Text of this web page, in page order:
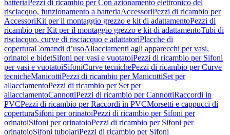
batteriaPezzi di ricambio per Con azionamento elettronico del
risciacquo, funzionamento a batteriaAccessoriPezzi di ricambio per
AccessoriKit per il montaggio grezzo e kit di adattamentoPezzi di
ricambio per Kit per il montaggio grezzo e kit di adattamentoTubi di
risciacquo, curve di risciacquo e adattatoriPlacche di
coperturaComandi d’usoAllacciamenti agli apparecchi per vasi,
orinatoi e bidetSifoni per vasi e vuotatoiPezzi di ricambio per Sifoni
per vasi e vuotatoiSifoniCurve tecnichePezzi di ricambio per Curve
tecnicheManicottiPezzi di ricambio per ManicottiSet per
allacciamentoPezzi di ricambio per Set per
allacciamentoCannottiPezzi di ricambio per CannottiRaccordi in
PVCPezzi di ricambio per Raccordi in PVCMorsetti e cappucci di
coperturaSifoni per orinatoiPezzi di ricambio per Sifoni per
orinatoiSifoni per orinatoioPezzi di ricambio per Sifoni per
orinatoioSifoni tubolariPezzi di ricambio per Sifoni